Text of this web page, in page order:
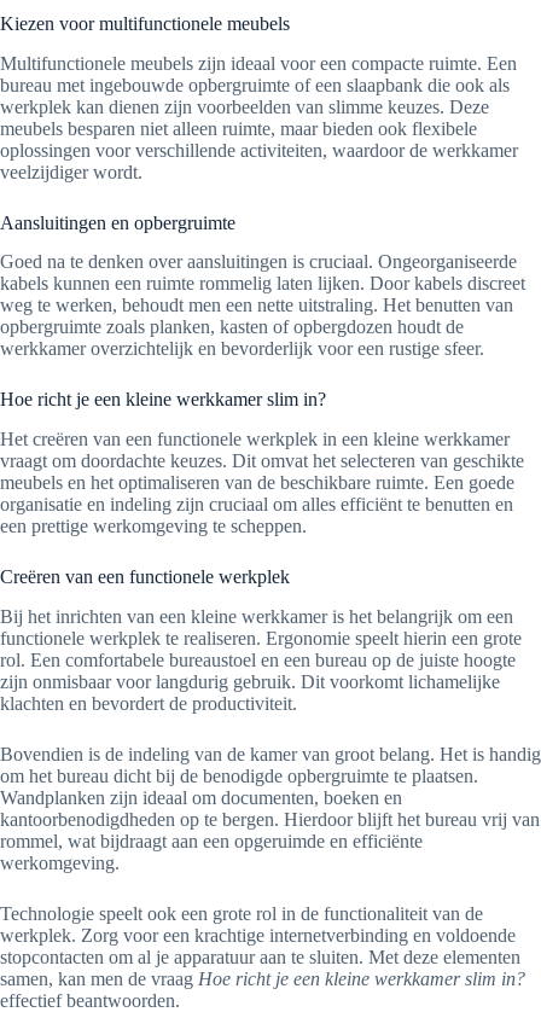
Kiezen voor multifunctionele meubels
Multifunctionele meubels zijn ideaal voor een compacte ruimte. Een
bureau met ingebouwde opbergruimte of een slaapbank die ook als
werkplek kan dienen zijn voorbeelden van slimme keuzes. Deze
meubels besparen niet alleen ruimte, maar bieden ook flexibele
oplossingen voor verschillende activiteiten, waardoor de werkkamer
veelzijdiger wordt.
Aansluitingen en opbergruimte
Goed na te denken over aansluitingen is cruciaal. Ongeorganiseerde
kabels kunnen een ruimte rommelig laten lijken. Door kabels discreet
weg te werken, behoudt men een nette uitstraling. Het benutten van
opbergruimte zoals planken, kasten of opbergdozen houdt de
werkkamer overzichtelijk en bevorderlijk voor een rustige sfeer.
Hoe richt je een kleine werkkamer slim in?
Het creëren van een functionele werkplek in een kleine werkkamer
vraagt om doordachte keuzes. Dit omvat het selecteren van geschikte
meubels en het optimaliseren van de beschikbare ruimte. Een goede
organisatie en indeling zijn cruciaal om alles efficiënt te benutten en
een prettige werkomgeving te scheppen.
Creëren van een functionele werkplek
Bij het inrichten van een kleine werkkamer is het belangrijk om een
functionele werkplek te realiseren. Ergonomie speelt hierin een grote
rol. Een comfortabele bureaustoel en een bureau op de juiste hoogte
zijn onmisbaar voor langdurig gebruik. Dit voorkomt lichamelijke
klachten en bevordert de productiviteit.
Bovendien is de indeling van de kamer van groot belang. Het is handig
om het bureau dicht bij de benodigde opbergruimte te plaatsen.
Wandplanken zijn ideaal om documenten, boeken en
kantoorbenodigdheden op te bergen. Hierdoor blijft het bureau vrij van
rommel, wat bijdraagt aan een opgeruimde en efficiënte
werkomgeving.
Technologie speelt ook een grote rol in de functionaliteit van de
werkplek. Zorg voor een krachtige internetverbinding en voldoende
stopcontacten om al je apparatuur aan te sluiten. Met deze elementen
samen, kan men de vraag Hoe richt je een kleine werkkamer slim in?
effectief beantwoorden.